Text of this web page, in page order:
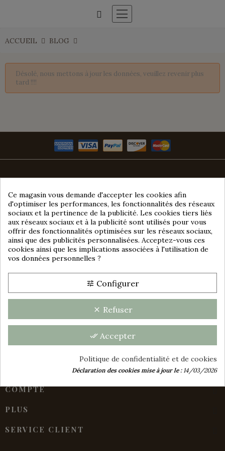
ACCUEIL BLOG
Désolé, nous mettons à jour les données, veuillez revenir plus
tard !!!!
INFORMATIONS GÉNÉRALES
COMPTE
PLUS
SERVICE CLIENT
Ce magasin vous demande d'accepter les cookies afin
d'optimiser les performances, les fonctionnalités des réseaux
sociaux et la pertinence de la publicité. Les cookies tiers liés
aux réseaux sociaux et à la publicité sont utilisés pour vous
offrir des fonctionnalités optimisées sur les réseaux sociaux,
ainsi que des publicités personnalisées. Acceptez-vous ces
cookies ainsi que les implications associées à l'utilisation de
vos données personnelles ?
tune Configurer
clear Refuser
done_all Accepter
Politique de confidentialité et de cookies
Déclaration des cookies mise à jour le :14/03/2026
Consentement aux cookies